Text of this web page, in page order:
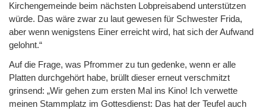
Kirchengemeinde beim nächsten Lobpreisabend unterstützen
würde. Das wäre zwar zu laut gewesen für Schwester Frida,
aber wenn wenigstens Einer erreicht wird, hat sich der Aufwand
gelohnt.“
Auf die Frage, was Pfrommer zu tun gedenke, wenn er alle
Platten durchgehört habe, brüllt dieser erneut verschmitzt
grinsend: „Wir gehen zum ersten Mal ins Kino! Ich verwette
meinen Stammplatz im Gottesdienst: Das hat der Teufel auch